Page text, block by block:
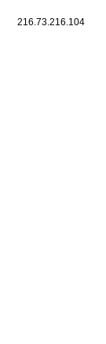
216.73.216.104